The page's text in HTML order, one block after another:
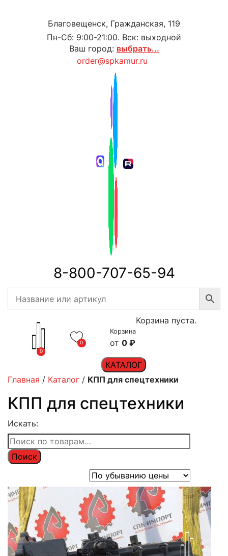
Благовещенск, Гражданская, 119
Пн-Сб: 9:00-21:00. Вск: выходной
Ваш город: выбрать...
order@spkamur.ru
8-800-707-65-94
0
0
Корзина
0 ₽
Корзина пуста.
КАТАЛОГ
Главная / Каталог / КПП для спецтехники
КПП для спецтехники
Искать:
Поиск